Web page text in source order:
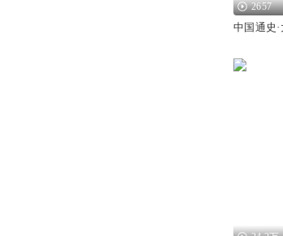
2657
中国通史